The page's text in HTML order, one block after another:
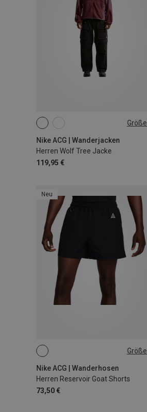
Nike ACG | Wanderjacken
Herren Wolf Tree Jacke
119,95 €
S M
Neu
Nike ACG | Wanderhosen
Herren Reservoir Goat Shorts
73,50 €
S